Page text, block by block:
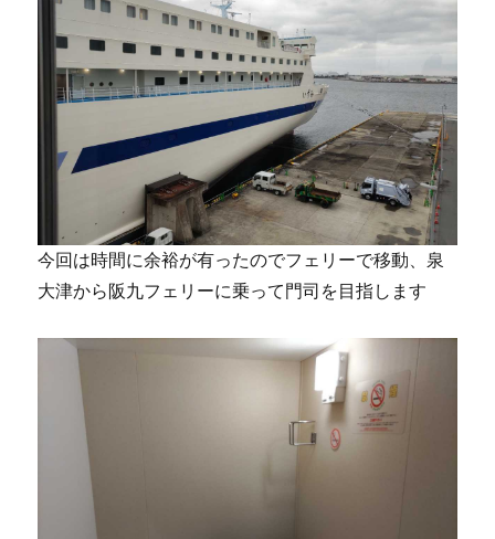
今回は時間に余裕が有ったのでフェリーで移動、泉
大津から阪九フェリーに乗って門司を目指します